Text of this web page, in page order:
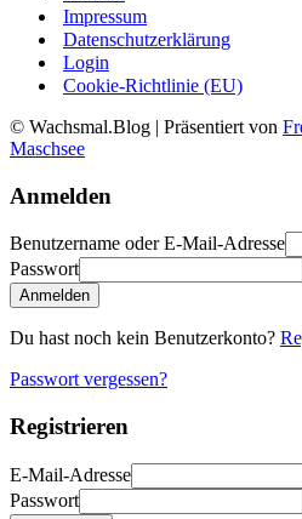
Impressum
Datenschutzerklärung
Login
Cookie-Richtlinie (EU)
© Wachsmal.Blog | Präsentiert von
Maschsee
Anmelden
Benutzername oder E-Mail-Adresse
Passwort
Anmelden
Du hast noch kein Benutzerkonto?
Passwort vergessen?
Registrieren
E-Mail-Adresse
Passwort